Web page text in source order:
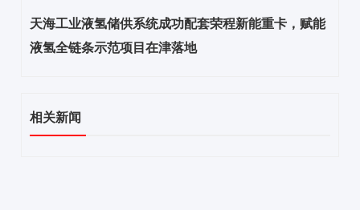
天海工业液氢储供系统成功配套荣程新能重卡，赋能
液氢全链条示范项目在津落地
相关新闻